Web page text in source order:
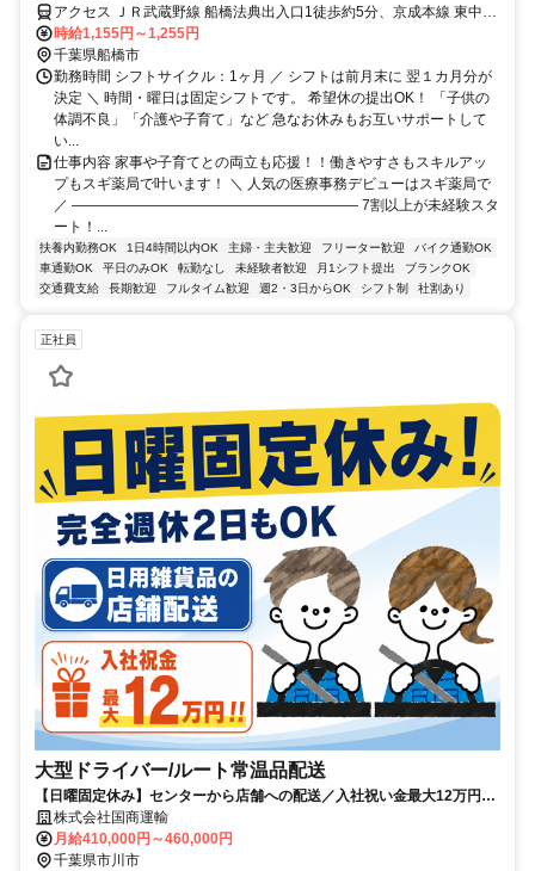
アクセス ＪＲ武蔵野線 船橋法典出入口1徒歩約5分、京成本線 東中山
北口徒歩約27分、京成本線 京成中山徒歩約27分
時給1,155円～1,255円
千葉県船橋市
勤務時間 シフトサイクル：1ヶ月 ／ シフトは前月末に 翌１カ月分が
決定 ＼ 時間・曜日は固定シフトです。 希望休の提出OK！ 「子供の
体調不良」「介護や子育て」など 急なお休みもお互いサポートして
い...
仕事内容 家事や子育てとの両立も応援！！働きやすさもスキルアッ
プもスギ薬局で叶います！ ＼ 人気の医療事務デビューはスギ薬局で
／ ―――――――――――――――――――― 7割以上が未経験スタ
ート！...
扶養内勤務OK 1日4時間以内OK 主婦・主夫歓迎 フリーター歓迎
バイク通勤OK
車通勤OK
平日のみOK 転勤なし 未経験者歓迎 月1シフト提出
ブランクOK
交通費支給
長期歓迎 フルタイム歓迎 週2・3日からOK シフト制 社割あり
正社員
大型ドライバー/ルート常温品配送
【日曜固定休み】センターから店舗への配送／入社祝い金最大12万円／
賞与年2回／手積み･手降しなし！
株式会社国商運輸
月給410,000円～460,000円
千葉県市川市